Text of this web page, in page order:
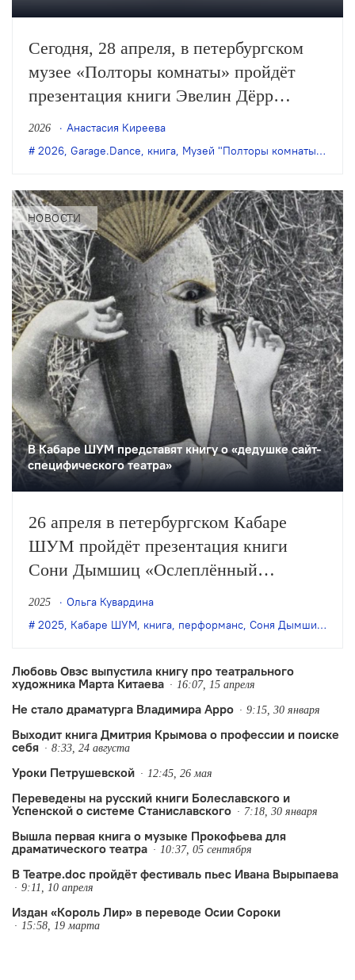
Сегодня, 28 апреля, в петербургском
музее «Полторы комнаты» пройдёт
презентация книги Эвелин Дёрр
«Рисунок танца. Рудольф фон Лабан и
анатомия модернизма». Издание
посвящённой истории современного
танца.
2026
Анастасия Киреева
2026, Garage.Dance, книга, Музей "Полторы комнаты" ,
НОВОСТИ
В Кабаре ШУМ представят книгу о «дедушке сайт-
специфического театра»
26 апреля в петербургском Кабаре
ШУМ пройдёт презентация книги
Сони Дымшиц «Ослеплённый
художник. Универсальный театр
Теодора Блунчли», посвящённой
начала XX века. Презентацию
дополнит перформанс — попытка
воплощения идей Блунчли на
практике.
2025
Ольга Кувардина
2025, Кабаре ШУМ, книга, перформанс, Соня Дымшиц ,
Любовь Овэс выпустила книгу про театрального
художника Марта Китаева
16:07, 15 апреля
Не стало драматурга Владимира Арро 9:15, 30 января
Выходит книга Дмитрия Крымова о профессии и поиске
себя
8:33, 24 августа
Уроки Петрушевской 12:45, 26 мая
Переведены на русский книги Болеславского и
Успенской о системе Станиславского
7:18, 30 января
Вышла первая книга о музыке Прокофьева для
драматического театра
10:37, 05 сентября
В Театре.doc пройдёт фестиваль пьес Ивана Вырыпаева
9:11, 10 апреля
Издан «Король Лир» в переводе Осии Сороки
15:58, 19 марта